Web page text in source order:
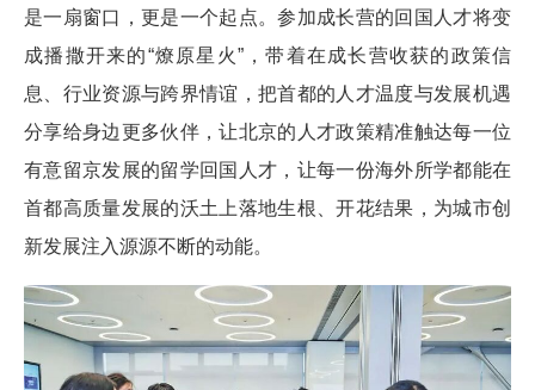
是一扇窗口，更是一个起点。参加成长营的回国人才将变
成播撒开来的“燎原星火”，带着在成长营收获的政策信
息、行业资源与跨界情谊，把首都的人才温度与发展机遇
分享给身边更多伙伴，让北京的人才政策精准触达每一位
有意留京发展的留学回国人才，让每一份海外所学都能在
首都高质量发展的沃土上落地生根、开花结果，为城市创
新发展注入源源不断的动能。